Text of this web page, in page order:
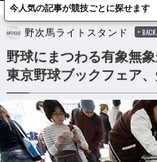
野球 プロ野球
野次馬ライトスタンド BACK
野球にまつわる有象無象
東京野球ブックフェア
今人気の記事が競技ごとに探せます